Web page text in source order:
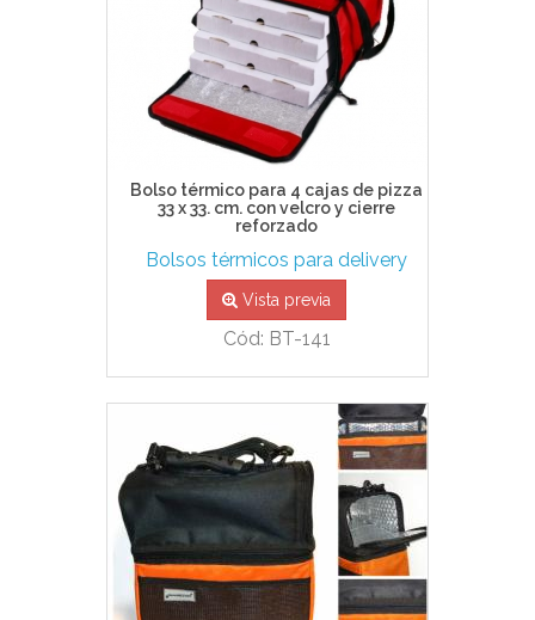
Bolso térmico para 4 cajas de pizza
33 x 33. cm. con velcro y cierre
reforzado
Bolsos térmicos para delivery
Vista previa
Cód: BT-141